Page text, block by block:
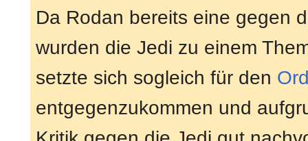
Da Rodan bereits eine gegen
wurden die Jedi zu einem
setzte sich sogleich für den
entgegenzukommen und